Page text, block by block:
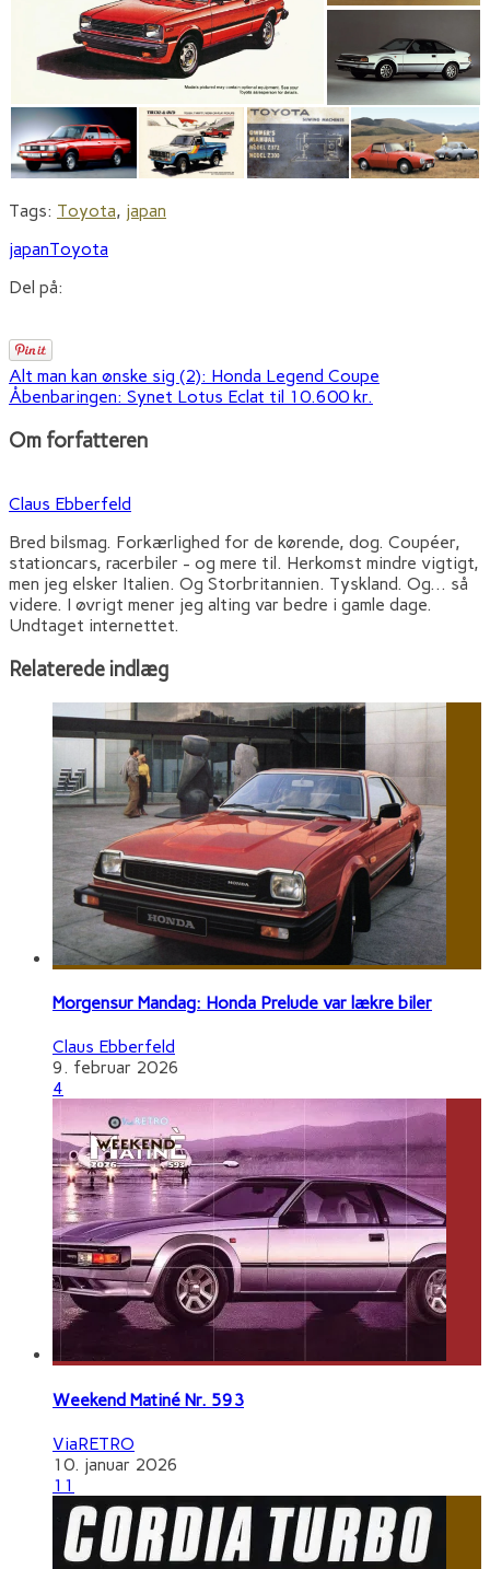
Tags: Toyota, japan
japanToyota
Del på:
Alt man kan ønske sig (2): Honda Legend Coupe
Åbenbaringen: Synet Lotus Eclat til 10.600 kr.
Om forfatteren
Claus Ebberfeld
Bred bilsmag. Forkærlighed for de kørende, dog. Coupéer,
stationcars, racerbiler - og mere til. Herkomst mindre vigtigt,
men jeg elsker Italien. Og Storbritannien. Tyskland. Og... så
videre. I øvrigt mener jeg alting var bedre i gamle dage.
Undtaget internettet.
Relaterede indlæg
Morgensur Mandag: Honda Prelude var lækre biler
Claus Ebberfeld
9. februar 2026
4
Weekend Matiné Nr. 593
ViaRETRO
10. januar 2026
11